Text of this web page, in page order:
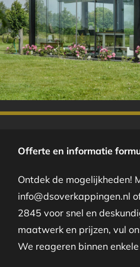
Offerte en informatie
Ontdek de mogelijkheden!
info@dsoverkappingen.nl
2845 voor snel en
maatwerk en prijzen, vul
We reageren binnen